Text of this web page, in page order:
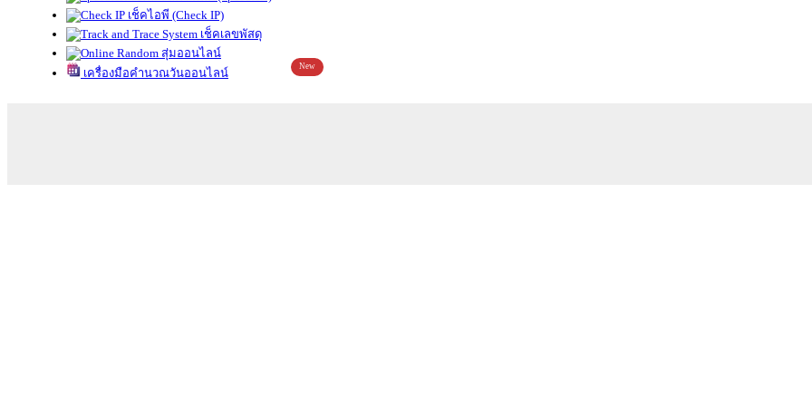
เช็คไอพี (Check IP)
เช็คเลขพัสดุ
สุ่มออนไลน์
เครื่องมือคำนวณวันออนไลน์
New